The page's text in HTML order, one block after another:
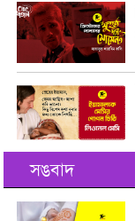
সঙবাদ